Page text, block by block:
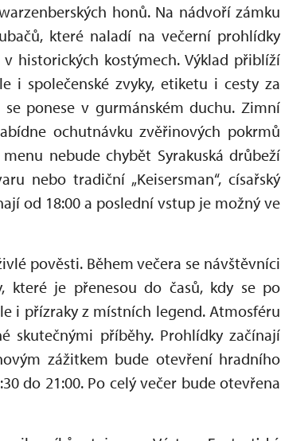
honů. Na nádvoří zámku
které naladí na večerní prohlídky
historických kostýmech. Výklad přiblíží
i společenské zvyky, etiketu i cesty za
ponese v gurmánském duchu. Zimní
ochutnávku zvěřinových pokrmů
nebude chybět Syrakuská drůbeží
nebo tradiční „Keisersman“, císařský
od 18:00 a poslední vstup je možný ve
pověsti. Během večera se návštěvníci
které je přenesou do časů, kdy se po
i přízraky z místních legend. Atmosféru
skutečnými příběhy. Prohlídky začínají
zážitkem bude otevření hradního
do 21:00. Po celý večer bude otevřena